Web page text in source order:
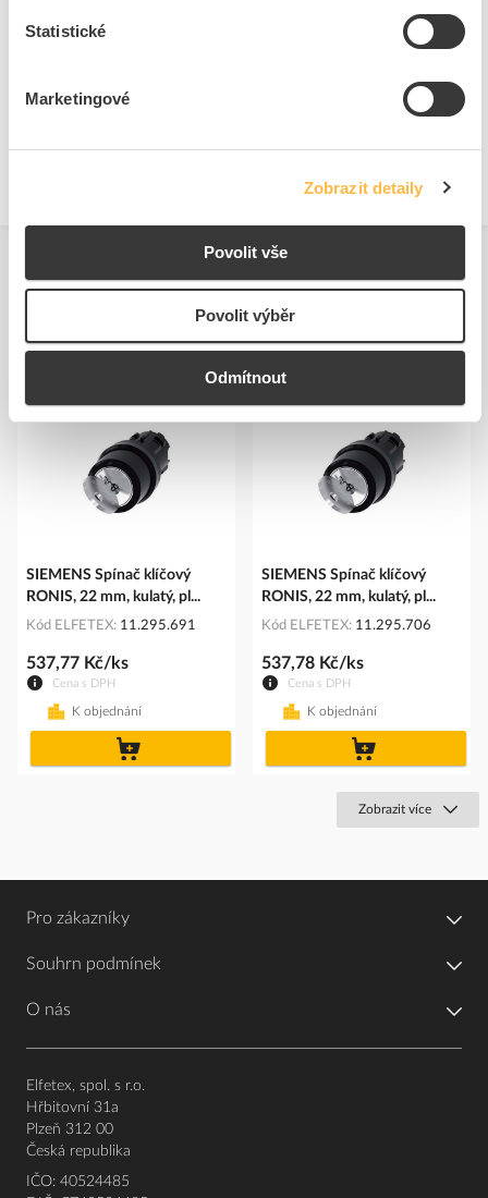
Statistické
Marketingové
Zobrazit detaily
Povolit vše
Povolit výběr
Odmítnout
K objednání
Podobné produkty
SIEMENS Spínač klíčový
RONIS, 22 mm, kulatý, pl...
Kód ELFETEX 11.295.691
Cena s DPH
537,77 Kč/ks
K objednání
SIEMENS Spínač klíčový
RONIS, 22 mm, kulatý, pl...
Kód ELFETEX 11.295.706
Cena s DPH
537,78 Kč/ks
K objednání
Zobrazit více
Pro zákazníky
Souhrn podmínek
O nás
Elfetex, spol. s r.o.
Hřbitovní 31a
Plzeň 312 00
Česká republika
IČO: 40524485